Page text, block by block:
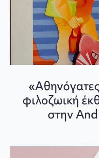
φιλοζωική
στην